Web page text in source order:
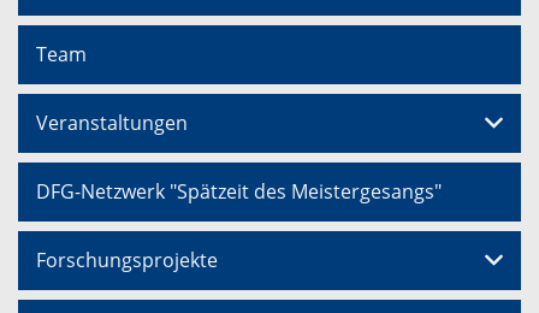
Team
Veranstaltungen
DFG-Netzwerk "Spätzeit des Meistergesangs"
Forschungsprojekte